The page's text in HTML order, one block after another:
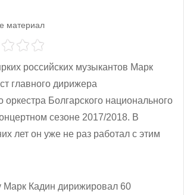
материал
российских музыкантов Марк
главного дирижера
Болгарского национального
сезоне 2017/2018. В
лет он уже не раз работал с этим
Марк Кадин дирижировал 60